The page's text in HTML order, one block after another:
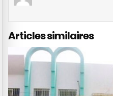
Articles similaires